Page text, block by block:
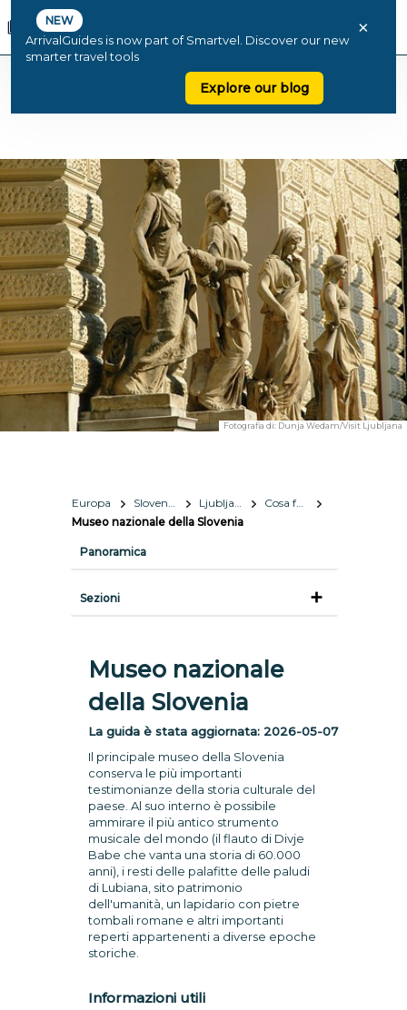
NEW
ArrivalGuides is now part of Smartvel. Discover our new
smarter travel tools
Explore our blog
×
Fotografia di: Dunja Wedam/Visit Ljubljana
Europa Slovenia Ljubljana
Cosa fare e vedere
Museo nazionale della Slovenia
Panoramica
Sezioni
Museo nazionale
della Slovenia
La guida è stata aggiornata: 2026-05-07
Il principale museo della Slovenia
conserva le più importanti
testimonianze della storia culturale del
paese. Al suo interno è possibile
ammirare il più antico strumento
musicale del mondo (il flauto di Divje
Babe che vanta una storia di 60.000
anni), i resti delle palafitte delle paludi
di Lubiana, sito patrimonio
dell'umanità, un lapidario con pietre
tombali romane e altri importanti
reperti appartenenti a diverse epoche
storiche.
Informazioni utili